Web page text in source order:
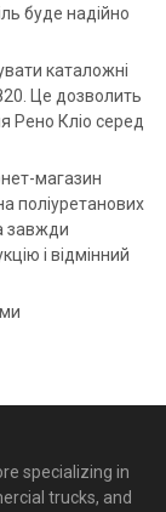
буде надійно
каталожні
Це дозволить
Рено Кліо серед
магазин
поліуретанових
завжди
і відмінний
specializing in
trucks, and